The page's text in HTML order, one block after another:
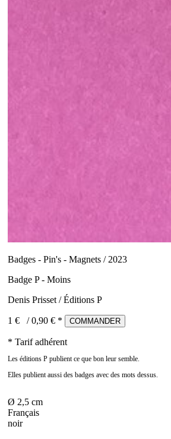
Badges - Pin's - Magnets / 2023
Badge P - Moins
Denis Prisset / Éditions P
1 € /0,90 € * COMMANDER
* Tarif adhérent
Les éditions P publient ce que bon leur semble.
Elles publient aussi des badges avec des mots dessus.
Ø 2,5 cm
Français
noir